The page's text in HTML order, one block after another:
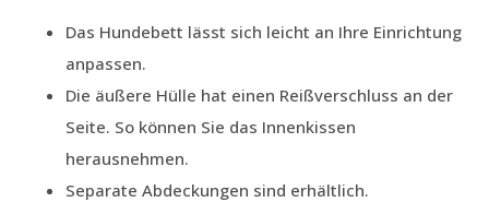
Das Hundebett lässt sich leicht an Ihre Einrichtung
anpassen.
Die äußere Hülle hat einen Reißverschluss an der
Seite. So können Sie das Innenkissen
herausnehmen.
Separate Abdeckungen sind erhältlich.